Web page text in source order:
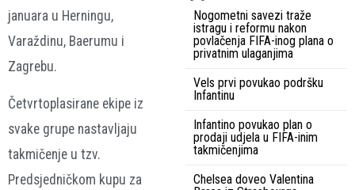
januara u Herningu,
Varaždinu, Baerumu i
Zagrebu.
Četvrtoplasirane ekipe iz
svake grupe nastavljaju
takmičenje u tzv.
Predsjedničkom kupu za
Nogometni savezi traže
istragu i reformu nakon
povlačenja FIFA-inog plana o
privatnim ulaganjima
Vels prvi povukao podršku
Infantinu
Infantino povukao plan o
prodaji udjela u FIFA-inim
takmičenjima
Chelsea doveo Valentina